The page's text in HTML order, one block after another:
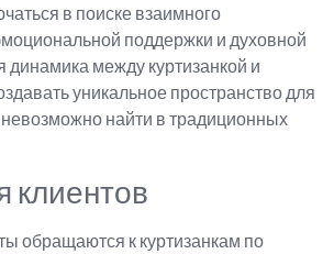
в поиске взаимного
поддержки и духовной
динамика между куртизанкой и
уникальное пространство для
найти в традиционных
клиентов
обращаются к куртизанкам по